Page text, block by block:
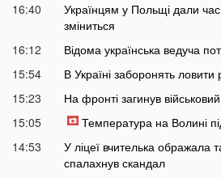
16:40
Українцям у Польщі дали
зміниться
16:12
Відома українська ведуча
15:54
В Україні заборонять ловити
15:23
На фронті загинув
15:05
Температура на Волині
14:53
У ліцеї вчителька ображала
спалахнув скандал